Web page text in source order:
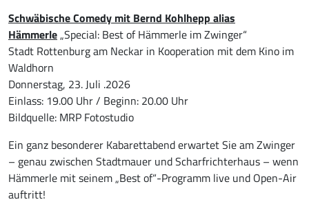
Schwäbische Comedy mit Bernd Kohlhepp alias
Hämmerle„Special: Best of Hämmerle im Zwinger“
Stadt Rottenburg am Neckar in Kooperation mit dem Kino im
Waldhorn
Donnerstag, 23. Juli .2026
Einlass: 19.00 Uhr / Beginn: 20.00 Uhr
Bildquelle: MRP Fotostudio
Ein ganz besonderer Kabarettabend erwartet Sie am Zwinger
– genau zwischen Stadtmauer und Scharfrichterhaus – wenn
Hämmerle mit seinem „Best of“-Programm live und Open-Air
auftritt!